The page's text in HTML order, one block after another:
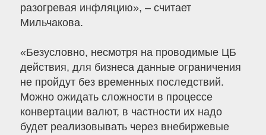
разогревая инфляцию», – считает
Мильчакова.
«Безусловно, несмотря на проводимые ЦБ
действия, для бизнеса данные ограничения
не пройдут без временных последствий.
Можно ожидать сложности в процессе
конвертации валют, в частности их надо
будет реализовывать через внебиржевые